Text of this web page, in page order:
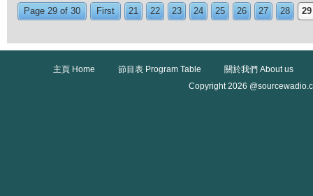
Page 29 of 30 First 21 22 23 24 25 26 27 28 29
主頁 Home 節目表 Program Table
關於我們 About us
Copyright 2026